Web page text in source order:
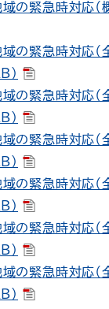
の緊急時対応（
の緊急時対応（
）
の緊急時対応（
）
の緊急時対応（
）
の緊急時対応（
）
の緊急時対応（
）
の緊急時対応（
）